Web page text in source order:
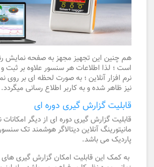
است ؛ لذا اطلاعات هر سنسور علاوه بر ثبت
نرم افزار آنلاین ؛ به صورت لحظه ای بر روی
نیز ظاهر شده و به کاربر اطلاع رسانی میگردد.
قابلیت گزارش گیری دوره ای
قابلیت گزارش گیری دوره ای از دیگر امکانات
مانیتورینگ آنلاین دیتالاگر هوشمند تک
پاردیک می باشد.
به کمک این قابلیت امکان گزارش گیری های